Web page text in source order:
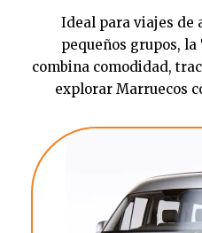
Ideal para viajes de
pequeños grupos,
combina comodidad,
explorar Marruecos